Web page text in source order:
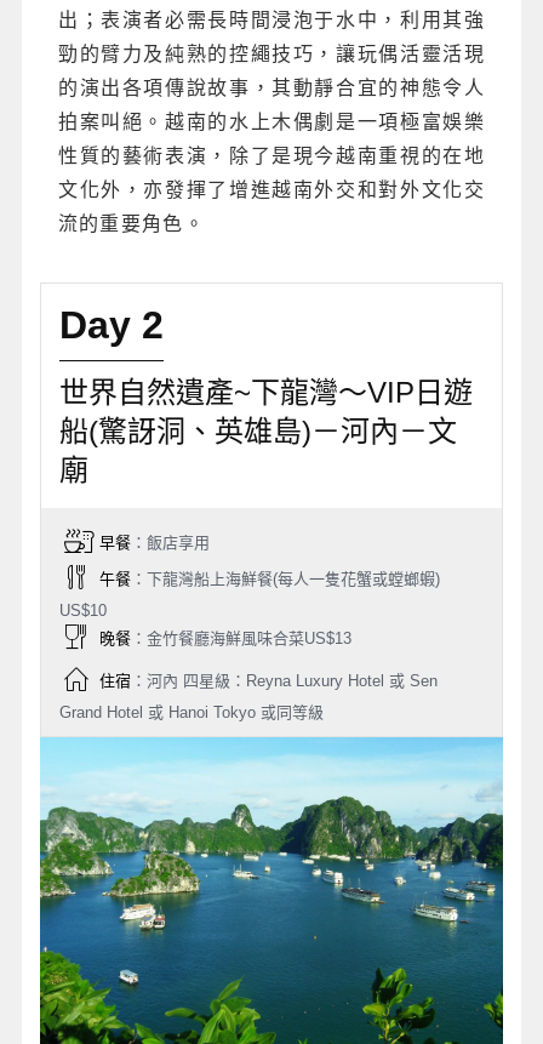
出；表演者必需長時間浸泡于水中，利用其強
勁的臂力及純熟的控繩技巧，讓玩偶活靈活現
的演出各項傳說故事，其動靜合宜的神態令人
拍案叫絕。越南的水上木偶劇是一項極富娛樂
性質的藝術表演，除了是現今越南重視的在地
文化外，亦發揮了增進越南外交和對外文化交
流的重要角色。
Day 2
世界自然遺產~下龍灣～VIP日遊
船(驚訝洞、英雄島)－河內－文
廟
早餐：飯店享用
午餐：下龍灣船上海鮮餐(每人一隻花蟹或螳螂蝦)
US$10
晚餐：金竹餐廳海鮮風味合菜US$13
住宿：河內 四星級：Reyna Luxury Hotel 或 Sen
Grand Hotel 或 Hanoi Tokyo 或同等級